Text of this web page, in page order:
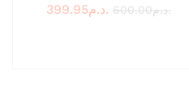
399.95 د.م. 600.00 د.م.